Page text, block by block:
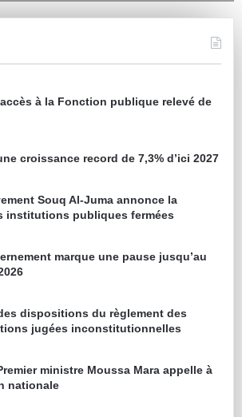
à la Fonction publique relevé de
croissance record de 7,3% d’ici 2027
Souq Al-Juma annonce la
institutions publiques fermées
marque une pause jusqu’au
dispositions du règlement des
jugées inconstitutionnelles
ministre Moussa Mara appelle à
nationale